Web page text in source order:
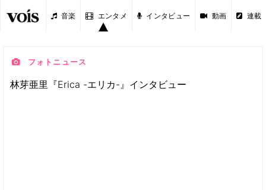
音楽 エンタメ インタビュー 動画 連載
フォトニュース
林芽亜里『Erica -エリカ-』インタビュー